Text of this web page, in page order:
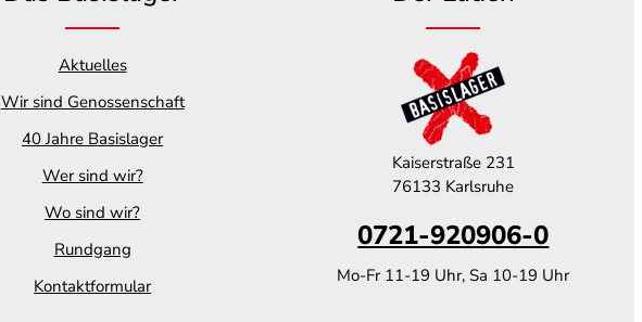
Aktuelles
Wir sind Genossenschaft
40 Jahre Basislager
Wer sind wir?
Wo sind wir?
Rundgang
Kontaktformular
Kaiserstraße 231
76133 Karlsruhe
0721-920906-0
Mo-Fr 11-19 Uhr, Sa 10-19 Uhr